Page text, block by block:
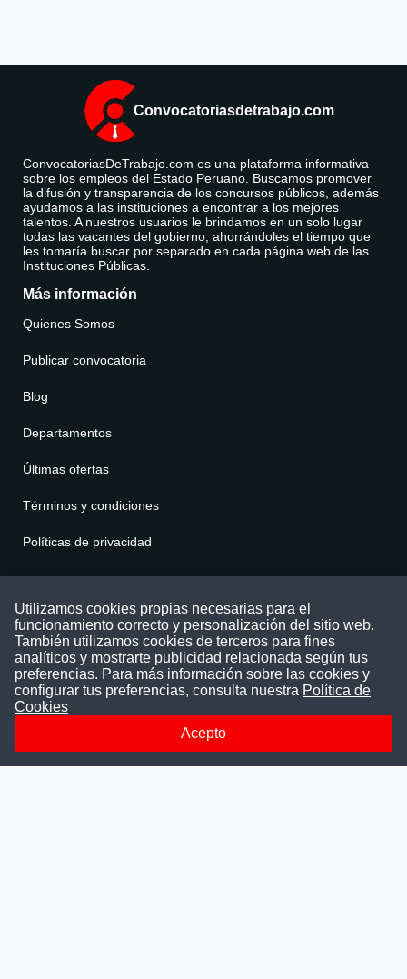
Convocatoriasdetrabajo.com
ConvocatoriasDeTrabajo.com es una plataforma informativa
sobre los empleos del Estado Peruano. Buscamos promover
la difusión y transparencia de los concursos públicos, además
ayudamos a las instituciones a encontrar a los mejores
talentos. A nuestros usuarios le brindamos en un solo lugar
todas las vacantes del gobierno, ahorrándoles el tiempo que
les tomaría buscar por separado en cada página web de las
Instituciones Públicas.
Más información
Quienes Somos
Publicar convocatoria
Blog
Departamentos
Últimas ofertas
Términos y condiciones
Políticas de privacidad
Puede comunicarse con nosotros a través
nuestras redes sociales o del correo:
contacto@convocatoriasdetrabajo.com
Siguenos en:
Utilizamos cookies propias necesarias para el
funcionamiento correcto y personalización del sitio web.
También utilizamos cookies de terceros para fines
analíticos y mostrarte publicidad relacionada según tus
preferencias. Para más información sobre las cookies y
configurar tus preferencias, consulta nuestra Política de
Cookies
Acepto